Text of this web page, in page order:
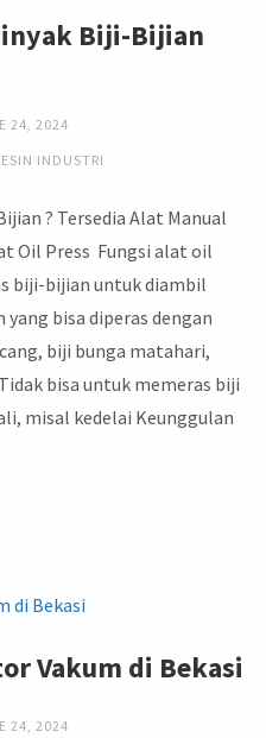
Biji-Bijian
24, 2024
INDUSTRI
? Tersedia Alat Manual
Oil Press Fungsi alat oil
biji-bijian untuk diambil
bisa diperas dengan
biji bunga matahari,
bisa untuk memeras biji
misal kedelai Keunggulan
Vakum di Bekasi
24, 2024